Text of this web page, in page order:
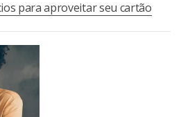
para aproveitar seu cartão